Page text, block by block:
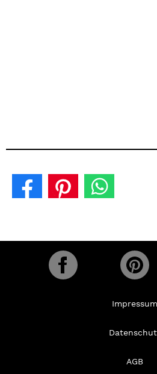
Impressum
AGB